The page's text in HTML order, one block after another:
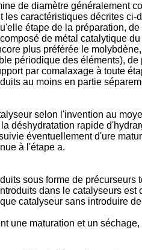
de diamètre généralement
caractéristiques décrites
étape de la préparation,
de métal catalytique
plus préférée le
périodique des éléments),
par comalaxage à toute
au moins en partie
selon l'invention au
déshydratation rapide
éventuellement d'ure
à l'étape a.
sous forme de
dans le catalyseurs
catalyseur sans introduire
une maturation et un